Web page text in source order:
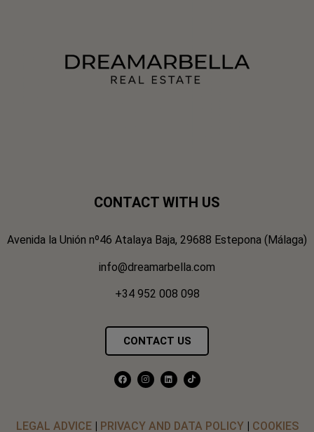
CONTACT WITH US
Avenida la Unión nº46 Atalaya Baja, 29688 Estepona (Málaga)
info@dreamarbella.com
+34 952 008 098
CONTACT US
LEGAL ADVICE PRIVACY AND DATA POLICY COOKIES